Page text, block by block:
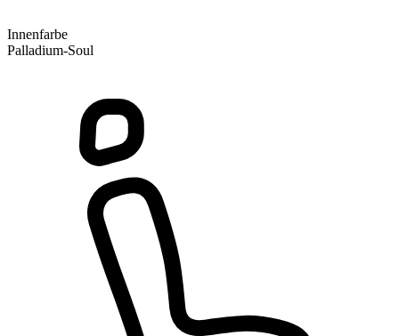
Innenfarbe
Palladium-Soul